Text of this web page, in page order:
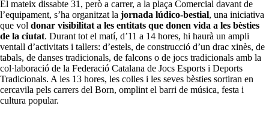
El mateix dissabte 31, però a carrer, a la plaça Comercial davant de
l’equipament, s’ha organitzat la jornada lúdico-bestial, una iniciativa
que vol donar visibilitat a les entitats que donen vida a les bèsties
de la ciutat. Durant tot el matí, d’11 a 14 hores, hi haurà un ampli
ventall d’activitats i tallers: d’estels, de construcció d’un drac xinès, de
tabals, de danses tradicionals, de falcons o de jocs tradicionals amb la
col·laboració de la Federació Catalana de Jocs Esports i Deports
Tradicionals. A les 13 hores, les colles i les seves bèsties sortiran en
cercavila pels carrers del Born, omplint el barri de música, festa i
cultura popular.